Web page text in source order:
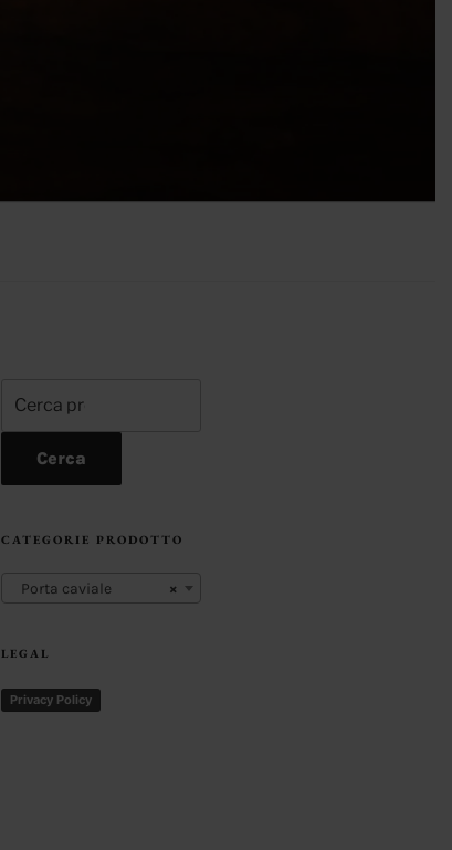
Cerca
CATEGORIE PRODOTTO
×
Porta caviale
LEGAL
Privacy Policy